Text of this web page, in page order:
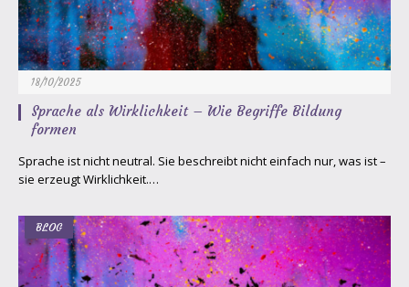
18/10/2025
Sprache als Wirklichkeit – Wie Begriffe Bildung
formen
Sprache ist nicht neutral. Sie beschreibt nicht einfach nur, was ist –
sie erzeugt Wirklichkeit.…
BLOG